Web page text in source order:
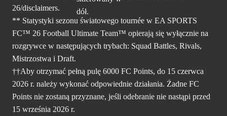
26/disclaimers.
** Statystyki sezonu światowego tournée w EA SPORTS
FC™ 26 Football Ultimate Team™ opierają się wyłącznie na
rozgrywce w następujących trybach: Squad Battles, Rivals,
Mistrzostwa i Draft.
††Aby otrzymać pełną pulę 6000 FC Points, do 15 czerwca
2026 r. należy wykonać odpowiednie działania. Żadne FC
Points nie zostaną przyznane, jeśli odebranie nie nastąpi przed
15 września 2026 r.